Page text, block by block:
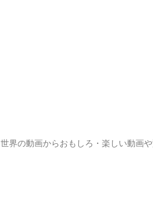
世界の動画からおもしろ・楽しい動画